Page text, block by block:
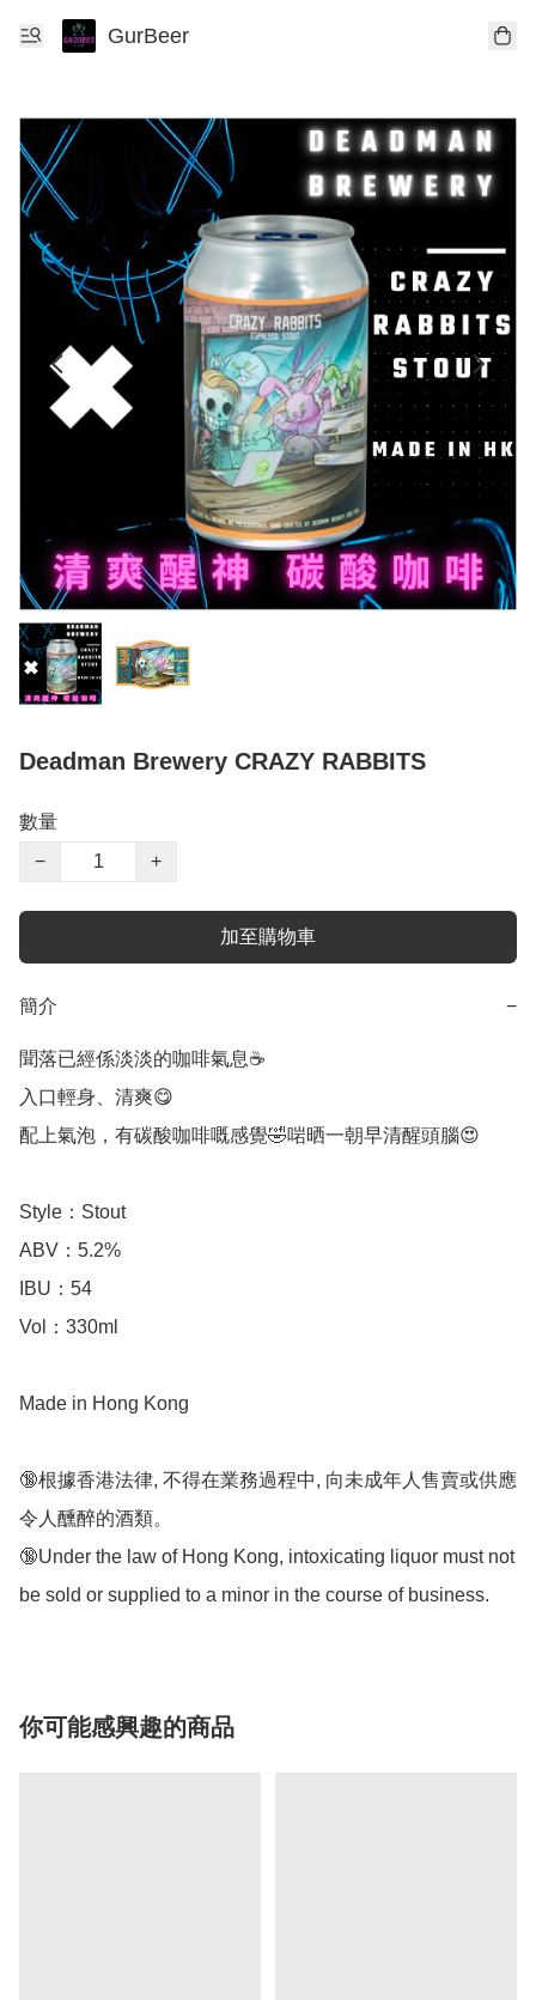
GurBeer
Deadman Brewery CRAZY RABBITS
數量
−
+
加至購物車
簡介 −
聞落已經係淡淡的咖啡氣息☕️
入口輕身、清爽😋
配上氣泡，有碳酸咖啡嘅感覺🤣啱晒一朝早清醒頭腦😍
Style：Stout
ABV：5.2%
IBU：54
Vol：330ml
Made in Hong Kong
🔞根據香港法律, 不得在業務過程中, 向未成年人售賣或供應
令人醺醉的酒類。
🔞Under the law of Hong Kong, intoxicating liquor must not
be sold or supplied to a minor in the course of business.
你可能感興趣的商品